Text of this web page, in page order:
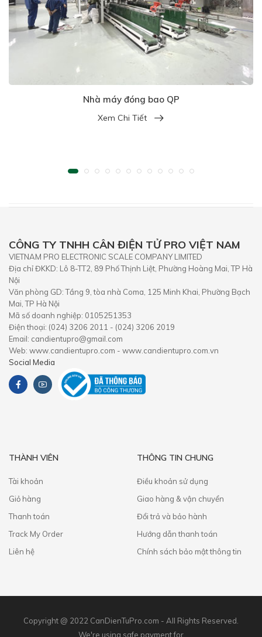
Nhà máy đóng bao QP
Xem Chi Tiết
CÔNG TY TNHH CÂN ĐIỆN TỬ PRO VIỆT NAM
VIETNAM PRO ELECTRONIC SCALE COMPANY LIMITED
Địa chỉ ĐKKD: Lô 8-TT2, 89 Phố Thịnh Liệt, Phường Hoàng Mai, TP Hà
Nội
Văn phòng GD: Tầng 9, tòa nhà Coma, 125 Minh Khai, Phường Bạch
Mai, TP Hà Nội
Mã số doanh nghiệp: 0105251353
Điện thoại: (024) 3206 2011 - (024) 3206 2019
Email: candientupro@gmail.com
Web: www.candientupro.com - www.candientupro.com.vn
Social Media
THÀNH VIÊN
Tài khoản
Giỏ hàng
Thanh toán
Track My Order
Liên hệ
THÔNG TIN CHUNG
Điều khoản sử dụng
Giao hàng & vận chuyển
​Đổi trả và bảo hành
Hướng dẫn thanh toán
Chính sách bảo mật thông tin
Copyright @ 2022 CanDienTuPro.com - All Rights Reserved.
We're using safe payment for